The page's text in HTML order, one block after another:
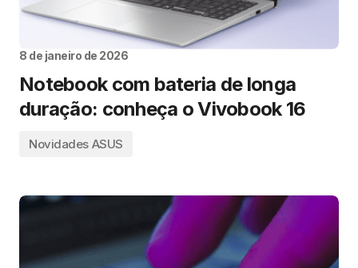
8 de janeiro de 2026
Notebook com bateria de longa
duração: conheça o Vivobook 16
Novidades ASUS